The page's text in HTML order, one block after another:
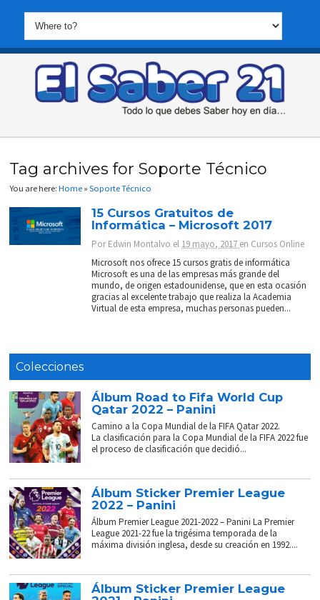
Tag archives for Soporte Técnico
You are here:Home »Soporte Técnico
15 Cursos Gratuitos de
Informática – Microsoft 2017
PorEdwin Montalvo el 19 mayo, 2017 en Cursos Online
Microsoft nos ofrece 15 cursos gratis de informática
Microsoft es una de las empresas más grande del
mundo, de origen estadounidense, que en esta ocasión
gracias al excelente trabajo que realiza la Academia
Virtual de esta empresa, muchas personas pueden...
Colecciones
Álbum Road to Fifa World Cup
Qatar 2022 – Panini
Camino a la Copa Mundial de la FIFA Qatar 2022.
La clasificación para la Copa Mundial de la FIFA 2022 fue
el proceso de clasificación que decidió...
Álbum Sticker Premier League
2022 – Panini
Álbum Premier League 2021-2022 – Panini La Premier
League 2021-22 fue la trigésima temporada de la
máxima división inglesa, desde su creación en 1992....
Álbum Sticker Premier League